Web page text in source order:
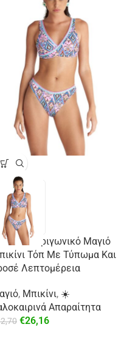
Mix Τριγωνικό Μαγιό
Τόπ Με Τύπωμα Και
Λεπτομέρεια
, Μπικίνι, ☀️
Απαραίτητα
€26,16